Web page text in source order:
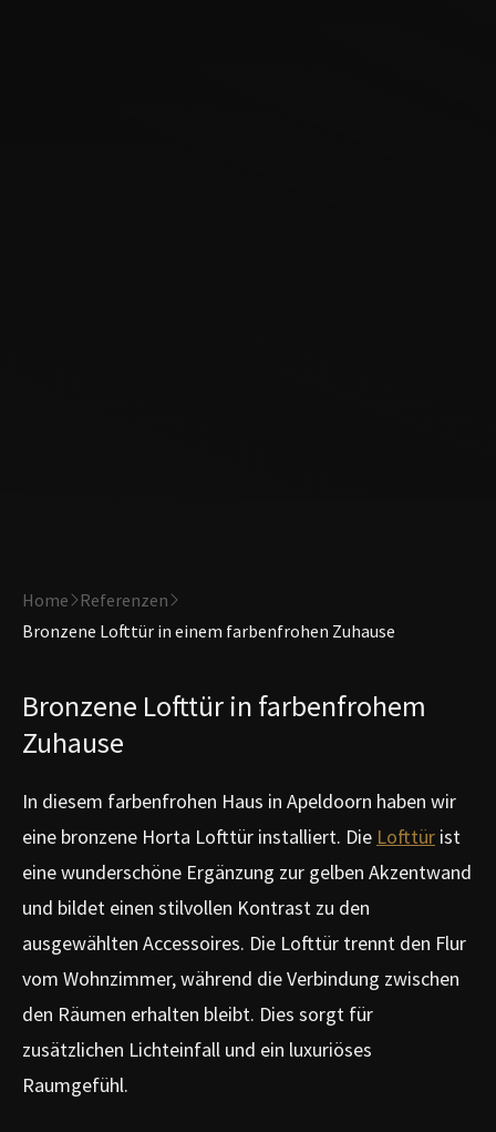
Home
Referenzen
Bronzene Lofttür in einem farbenfrohen Zuhause
Bronzene Lofttür in farbenfrohem
Zuhause
In diesem farbenfrohen Haus in Apeldoorn haben wir
eine bronzene Horta Lofttür installiert. Die Lofttür ist
eine wunderschöne Ergänzung zur gelben Akzentwand
und bildet einen stilvollen Kontrast zu den
ausgewählten Accessoires. Die Lofttür trennt den Flur
vom Wohnzimmer, während die Verbindung zwischen
den Räumen erhalten bleibt. Dies sorgt für
zusätzlichen Lichteinfall und ein luxuriöses
Raumgefühl.